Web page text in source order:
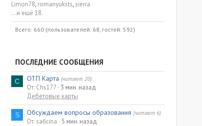
Limon78 romanyuksts sierra
...и ещё 18.
Всего: 660 (пользователей: 68, гостей: 592)
ПОСЛЕДНИЕ СООБЩЕНИЯ
C ОТП Карта (читают 20)
От: Chs177 3 мин. назад
Дебетовые карты
S Обсуждаем вопросы образования (читают 6)
От: sa6cina
5 мин. назад